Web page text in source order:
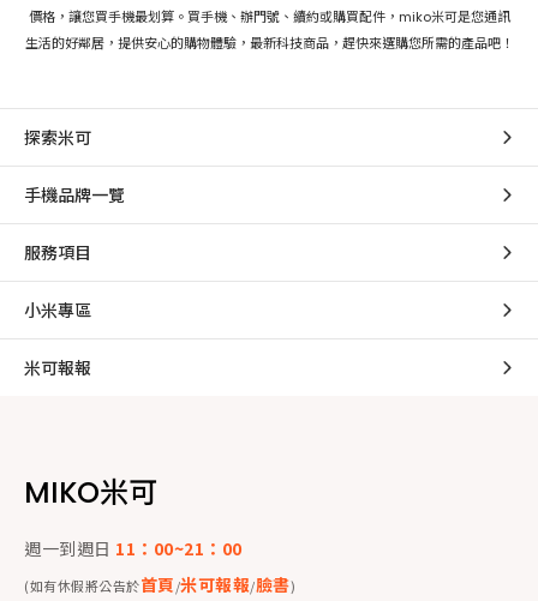
價格，讓您買手機最划算。買手機、辦門號、續約或購買配件，miko米可是您通訊
生活的好鄰居，提供安心的購物體驗，最新科技商品，趕快來選購您所需的產品吧！
探索米可
手機品牌一覽
服務項目
小米專區
米可報報
MIKO米可
週一到週日 11：00~21：00
(如有休假將公告於首頁/米可報報/臉書)